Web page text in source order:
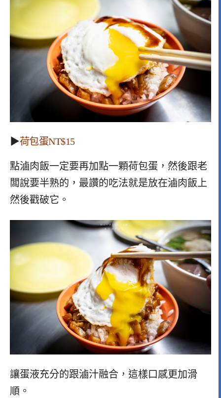
▶荷包蛋NT$15
點滷肉飯一定要再加點一顆荷包蛋，然後跟老
闆說要半熟的，最讚的吃法就是放在滷肉飯上
然後戳破它。
讓蛋液充分的跟滷汁融合，這樣口感更加滑
順。